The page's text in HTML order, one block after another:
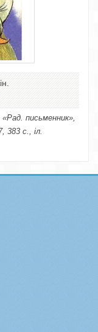
письменник»,
383 с., іл.